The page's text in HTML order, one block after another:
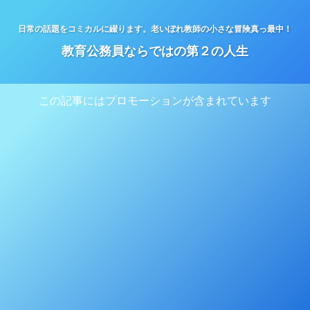
日常の話題をコミカルに綴ります。老いぼれ教師の小さな冒険真っ最中！
教育公務員ならではの第２の人生
この記事にはプロモーションが含まれています